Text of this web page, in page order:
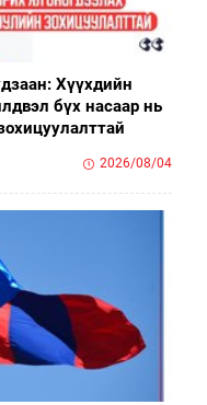
Хүүхдийн
бүх насаар нь
2026/08/04